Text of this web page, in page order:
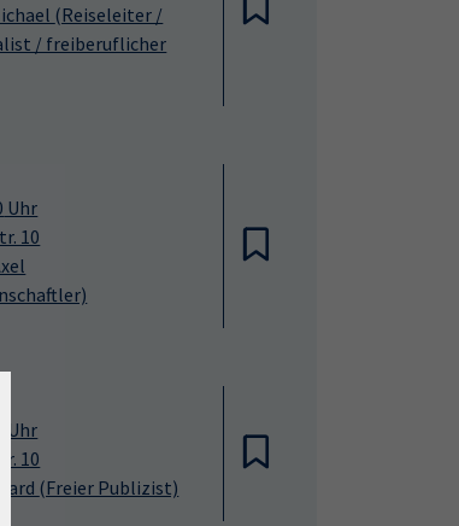
(Reiseleiter /
/ freiberuflicher
Uhr
10
Uhr
10
(Freier Publizist)